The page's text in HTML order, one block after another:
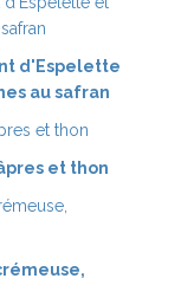
d'Espelette
au safran
et thon